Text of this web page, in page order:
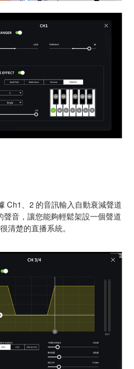
Ch1、2 的音訊輸入自動衰減聲道
聲音，讓您能夠輕鬆架設一個聲道
清楚的直播系統。